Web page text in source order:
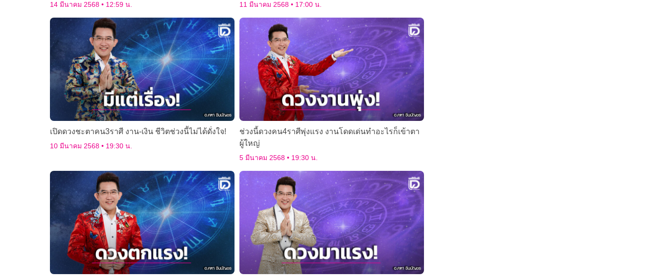
14 มีนาคม 2568 12:59 น. 11 มีนาคม 2568 17:00 น.
เปิดดวงชะตาคน3ราศี งาน-เงิน ชีวิตช่วงนี้ไม่ได้ดั่งใจ!
10 มีนาคม 2568 19:30 น.
ช่วงนี้ดวงคน4ราศีพุ่งแรง งานโดดเด่นทำอะไรก็เข้าตา
ผู้ใหญ่
5 มีนาคม 2568 19:30 น.